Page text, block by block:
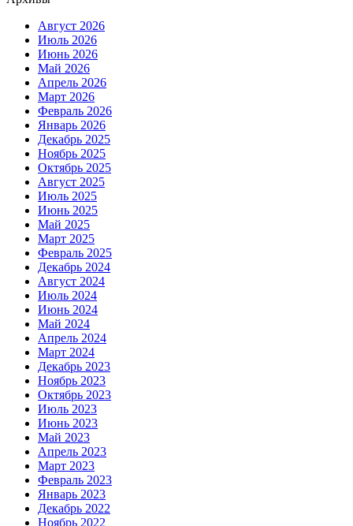
Август 2026
Июль 2026
Июнь 2026
Май 2026
Апрель 2026
Март 2026
Февраль 2026
Январь 2026
Декабрь 2025
Ноябрь 2025
Октябрь 2025
Август 2025
Июль 2025
Июнь 2025
Май 2025
Март 2025
Февраль 2025
Декабрь 2024
Август 2024
Июль 2024
Июнь 2024
Май 2024
Апрель 2024
Март 2024
Декабрь 2023
Ноябрь 2023
Октябрь 2023
Июль 2023
Июнь 2023
Май 2023
Апрель 2023
Март 2023
Февраль 2023
Январь 2023
Декабрь 2022
Ноябрь 2022